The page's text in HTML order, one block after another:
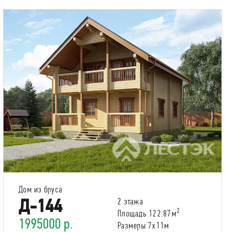
Дом из бруса
Д-144
1995000 р.
2 этажа
Площадь 122.87м2
Размеры 7x11м